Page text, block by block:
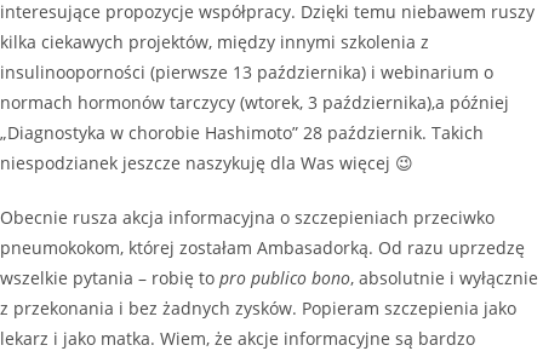
interesujące propozycje współpracy. Dzięki temu niebawem ruszy
kilka ciekawych projektów, między innymi szkolenia z
insulinooporności (pierwsze 13 października) i webinarium o
normach hormonów tarczycy (wtorek, 3 października),a później
„Diagnostyka w chorobie Hashimoto” 28 październik. Takich
niespodzianek jeszcze naszykuję dla Was więcej 😉
Obecnie rusza akcja informacyjna o szczepieniach przeciwko
pneumokokom, której zostałam Ambasadorką. Od razu uprzedzę
wszelkie pytania – robię to pro publico bono, absolutnie i wyłącznie
z przekonania i bez żadnych zysków. Popieram szczepienia jako
lekarz i jako matka. Wiem, że akcje informacyjne są bardzo